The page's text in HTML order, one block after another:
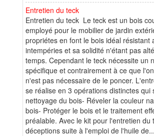
Entretien du teck
Entretien du teck Le teck est un bois
employé pour le mobilier de jardin
propriétes en font le bois idéal résistant
intempéries et sa solidité n'étant pas
temps. Cependant le teck nécessite un
spécifique et contrairement à ce que
n'est pas nécessaire de le poncer.
se réalise en 3 opérations distinctes qui
nettoyage du bois- Réveler la couleur
bois- Protéger le bois et le traitement
préalable. Avec le kit pour l'entretien du
déceptions suite à l'emploi de l'huile de...